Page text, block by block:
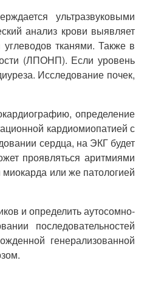
ультразвуковыми
анализ крови выявляет
тканями. Также в
(ЛПОНП). Если уровень
Исследование почек,
определение
кардиомиопатией с
сердца, на ЭКГ будет
проявляться аритмиями
или же патологией
и определить аутосомно-
последовательностей
генерализованной